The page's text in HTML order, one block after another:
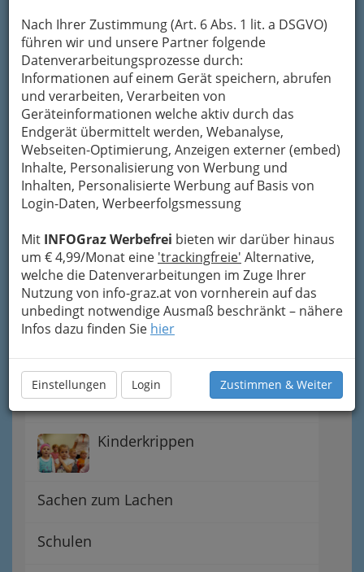
Nach Ihrer Zustimmung (Art. 6 Abs. 1 lit. a DSGVO)
führen wir und unsere Partner folgende
Datenverarbeitungsprozesse durch:
Informationen auf einem Gerät speichern, abrufen
und verarbeiten, Verarbeiten von
Geräteinformationen welche aktiv durch das
Endgerät übermittelt werden, Webanalyse,
Webseiten-Optimierung, Anzeigen externer (embed)
Inhalte, Personalisierung von Werbung und
Inhalten, Personalisierte Werbung auf Basis von
Login-Daten, Werbeerfolgsmessung
Mit INFOGraz Werbefrei bieten wir darüber hinaus
um € 4,99/Monat eine 'trackingfreie' Alternative,
welche die Datenverarbeitungen im Zuge Ihrer
Nutzung von info-graz.at von vornherein auf das
unbedingt notwendige Ausmaß beschränkt – nähere
Infos dazu finden Sie hier
Einstellungen Login Zustimmen & Weiter
Navigation
Familiengeschichte
Hort, Kinderkrippe,
Krabbelstube - Krabbelgruppe
Kids - tut was
Kindergärten
Kinderkrippen
Sachen zum Lachen
Schulen